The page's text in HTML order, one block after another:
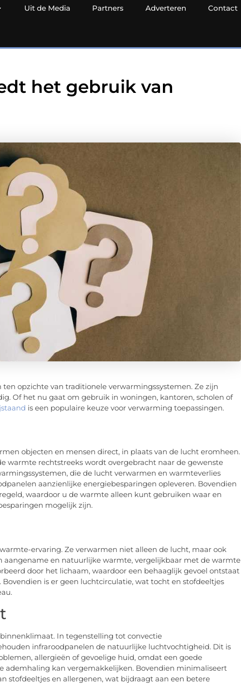
Uit de Media Partners Adverteren Contact
het gebruik van
opzichte van traditionele verwarmingssystemen. Ze zijn
Of het nu gaat om gebruik in woningen, kantoren, scholen of
is een populaire keuze voor verwarming toepassingen.
objecten en mensen direct, in plaats van de lucht eromheen.
warmte rechtstreeks wordt overgebracht naar de gewenste
die de lucht verwarmen en warmteverlies
aanzienlijke energiebesparingen opleveren. Bovendien
waardoor u de warmte alleen kunt gebruiken waar en
mogelijk zijn.
ervaring. Ze verwarmen niet alleen de lucht, maar ook
aangename en natuurlijke warmte, vergelijkbaar met de warmte
door het lichaam, waardoor een behaaglijk gevoel ontstaat
is er geen luchtcirculatie, wat tocht en stofdeeltjes
In tegenstelling tot convectie
infraroodpanelen de natuurlijke luchtvochtigheid. Dit is
allergieën of gevoelige huid, omdat een goede
ademhaling kan vergemakkelijken. Bovendien minimaliseert
stofdeeltjes en allergenen, wat bijdraagt aan een betere